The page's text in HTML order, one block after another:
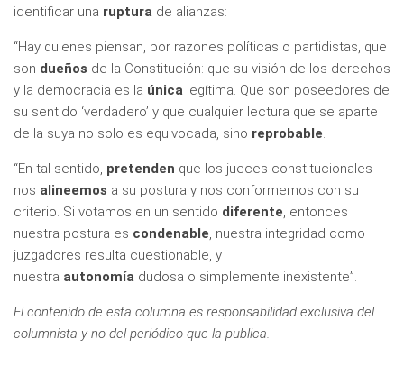
identificar una ruptura de alianzas:
“Hay quienes piensan, por razones políticas o partidistas, que
son dueños de la Constitución: que su visión de los derechos
y la democracia es la única legítima. Que son poseedores de
su sentido ‘verdadero’ y que cualquier lectura que se aparte
de la suya no solo es equivocada, sino reprobable.
“En tal sentido, pretenden que los jueces constitucionales
nos alineemos a su postura y nos conformemos con su
criterio. Si votamos en un sentido diferente, entonces
nuestra postura es condenable, nuestra integridad como
juzgadores resulta cuestionable, y
nuestra autonomía dudosa o simplemente inexistente”.
El contenido de esta columna es responsabilidad exclusiva del
columnista y no del periódico que la publica.